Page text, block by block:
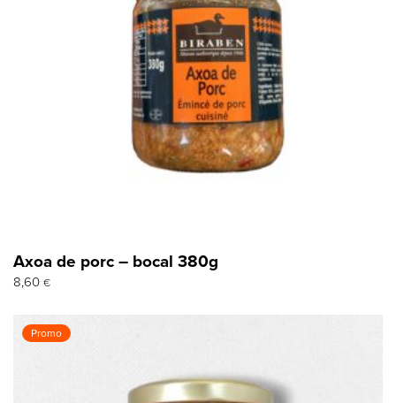
Axoa de porc – bocal 380g
8,60 €
Promo